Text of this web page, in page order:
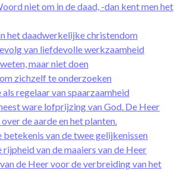
niet om in de daad, -dan kent men het
het daadwerkelijke christendom
van liefdevolle werkzaamheid
maar niet doen
zichzelf te onderzoeken
regelaar van spaarzaamheid
ware lofprijzing van God. De Heer
de aarde en het planten.
betekenis van de twee gelijkenissen
van de maaiers van de Heer
de Heer voor de verbreiding van het